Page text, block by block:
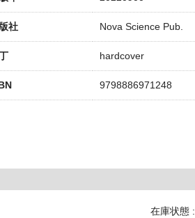
社 Nova Science Pub.
hardcover
9798886971248
在庫状態 :